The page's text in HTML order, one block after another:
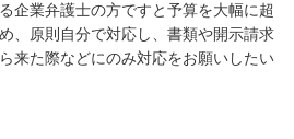
企業弁護士の方ですと予算を大幅に超
、原則自分で対応し、書類や開示請求
来た際などにのみ対応をお願いしたい